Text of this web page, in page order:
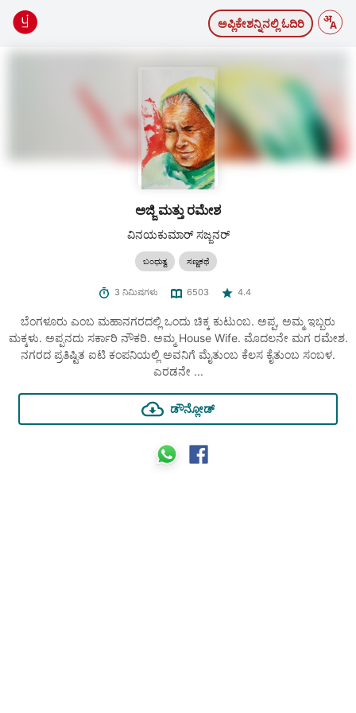
ಅಪ್ಲಿಕೇಶನ್ನಿನಲ್ಲಿ ಓದಿರಿ
ಅಜ್ಜಿ ಮತ್ತು ರಮೇಶ
ವಿನಯಕುಮಾರ್ ಸಜ್ಜನರ್
ಬಂಧುತ್ವ ಸಣ್ಣಕಥೆ
3 ನಿಮಿಷಗಳು 6503 4.4
ಬೆಂಗಳೂರು ಎಂಬ ಮಹಾನಗರದಲ್ಲಿ ಒಂದು ಚಿಕ್ಕ ಕುಟುಂಬ. ಅಪ್ಪ, ಅಮ್ಮ ಇಬ್ಬರು
ಮಕ್ಕಳು. ಅಪ್ಪನದು ಸರ್ಕಾರಿ ನೌಕರಿ. ಅಮ್ಮ House Wife. ಮೊದಲನೇ ಮಗ ರಮೇಶ.
ನಗರದ ಪ್ರತಿಷ್ಟಿತ ಐಟಿ ಕಂಪನಿಯಲ್ಲಿ ಅವನಿಗೆ ಮೈತುಂಬ ಕೆಲಸ ಕೈತುಂಬ ಸಂಬಳ.
ಎರಡನೇ ...
ಡೌನ್ಲೋಡ್